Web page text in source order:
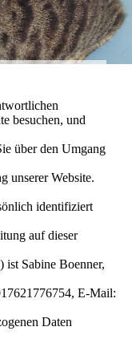
besuchen, und
über den Umgang
unserer Website.
identifiziert
auf dieser
Sabine Boenner,
E-Mail:
Daten